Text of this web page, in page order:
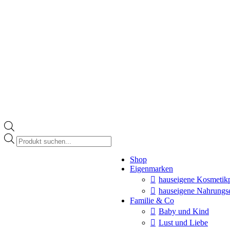
Products
search
Shop
Eigenmarken
hauseigene
hauseigene
Familie & Co
Baby und Kind
Lust und Liebe